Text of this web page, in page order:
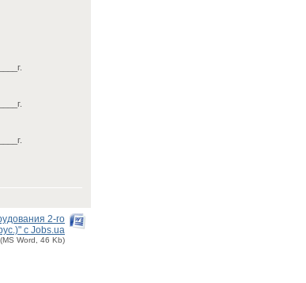
2-го
с Jobs.ua
(MS Word, 46 Kb)